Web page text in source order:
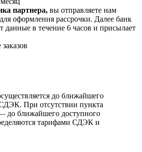
партнера, вы отправляете нам
оформления рассрочки. Далее банк
данные в течение 6 часов и присылает
до ближайшего
При отсутствии пункта
до ближайшего доступного
тарифами СДЭК и